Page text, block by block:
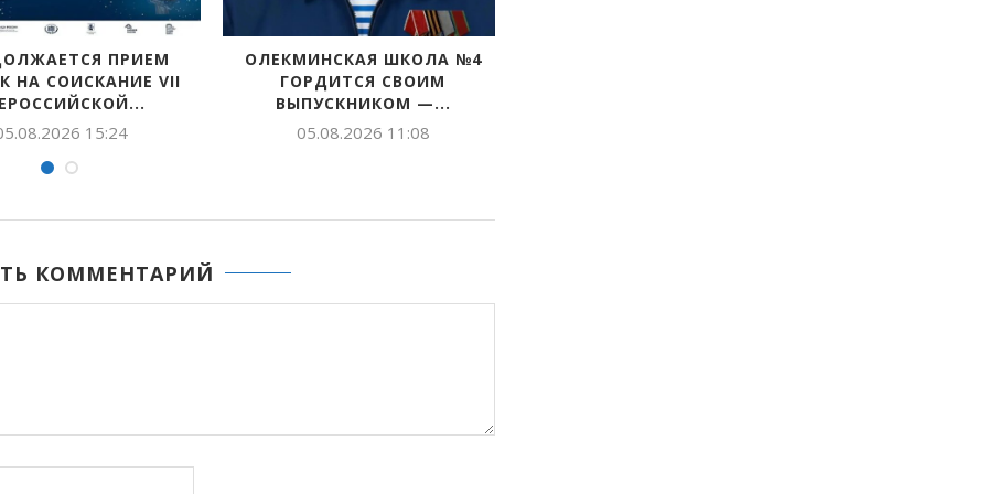
ЕЩЕ ОДИН ГЕРОЙ
РОССИИ!
04.08.2026 10:45
СЕГОДНЯ ДЕНЬ ПАМЯТИ О
ПЕРВОМ ПРЕЗИДЕНТЕ,
РОВНО...
04.08.2026 10:41
КОММЕНТАРИЙ